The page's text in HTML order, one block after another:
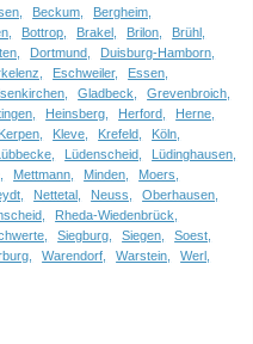
Beckum,
Bergheim,
Bottrop, Brakel, Brilon,
Brühl,
Dortmund,
Duisburg-Hamborn,
Eschweiler,
Essen,
Gladbeck,
Grevenbroich,
Heinsberg, Herford,
Herne,
Kerpen, Kleve, Krefeld,
Köln,
Lüdenscheid,
Lüdinghausen,
Mettmann, Minden,
Moers,
Nettetal, Neuss,
Oberhausen,
Rheda-Wiedenbrück,
Siegburg, Siegen,
Soest,
Warendorf, Warstein,
Werl,